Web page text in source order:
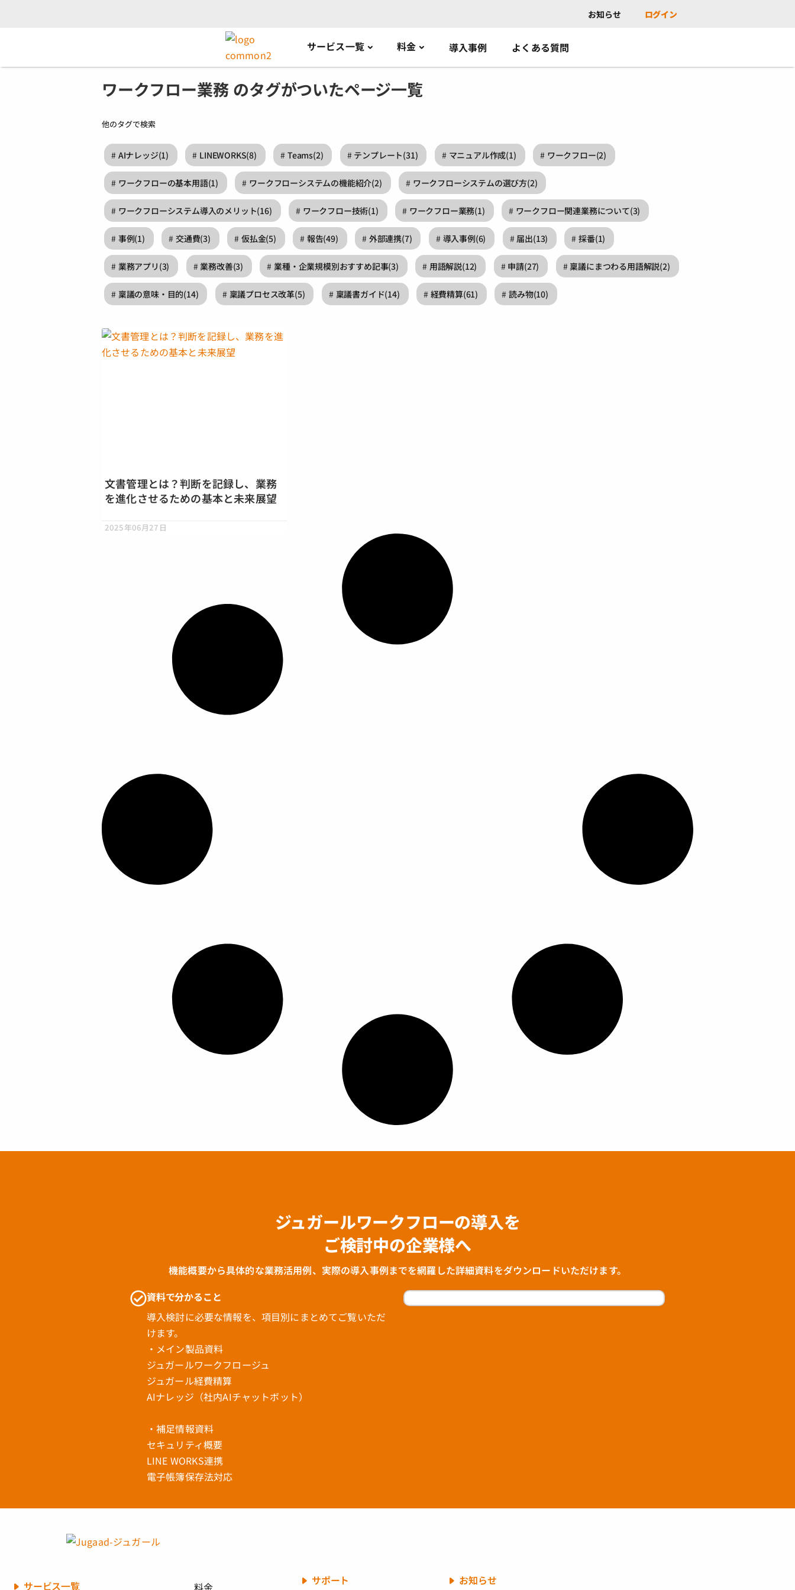
お知らせ ログイン
サービス一覧 料金 導入事例 よくある質問
ワークフロー業務 のタグがついたページ一覧
他のタグで検索
AIナレッジ(1) LINEWORKS(8) Teams(2) テンプレート(31) マニュアル作成(1) ワークフロー(2)
ワークフローの基本用語(1) ワークフローシステムの機能紹介(2) ワークフローシステムの選び方(2)
ワークフローシステム導入のメリット(16) ワークフロー技術(1) ワークフロー業務(1) ワークフロー関連業務について(3)
事例(1) 交通費(3) 仮払金(5) 報告(49) 外部連携(7) 導入事例(6) 届出(13) 採番(1)
業務アプリ (3) 業務改善(3) 業種・企業規模別おすすめ記事(3) 用語解説(12) 申請(27) 稟議にまつわる用語解説(2)
稟議の意味・目的(14) 稟議プロセス改革(5) 稟議書ガイド(14) 経費精算(61) 読み物(10)
文書管理とは？判断を記録し、業務
を進化させるための基本と未来展望
2025年06月27日
ジュガールワークフローの導入を
ご検討中の企業様へ
機能概要から具体的な業務活用例、実際の導入事例までを網羅した詳細資料をダウンロードいただけます。
資料で分かること
導入検討に必要な情報を、項目別にまとめてご覧いただ
けます。
・メイン製品資料
ジュガールワークフロージュ
ジュガール経費精算
AIナレッジ（社内AIチャットボット）
・補足情報資料
セキュリティ概要
LINE WORKS連携
電子帳簿保存法対応
サービス一覧
料金
サポート
お知らせ